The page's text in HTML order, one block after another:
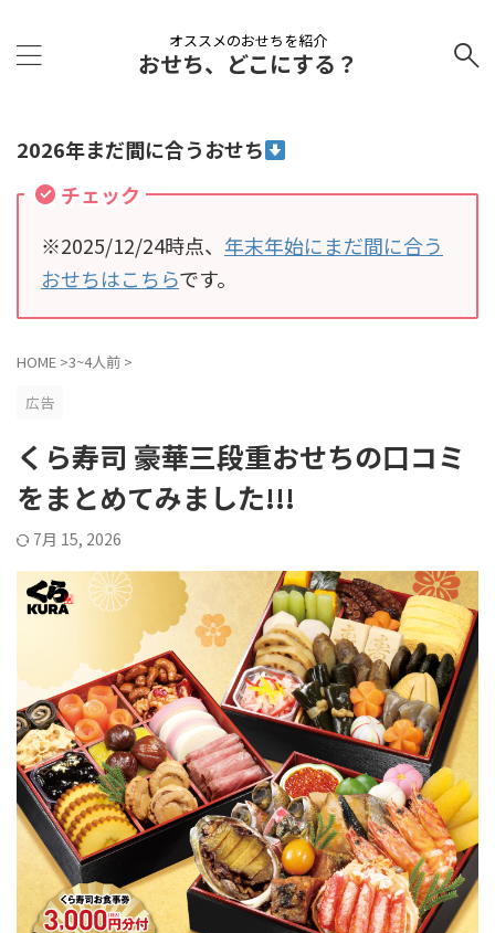
オススメのおせちを紹介
おせち、どこにする？
2026年まだ間に合うおせち
チェック
※2025/12/24時点、 年末年始にまだ間に合う
おせちはこちらです。
HOME >3~4人前 >
広告
くら寿司 豪華三段重おせちの口コミ
をまとめてみました!!!
7月 15, 2026